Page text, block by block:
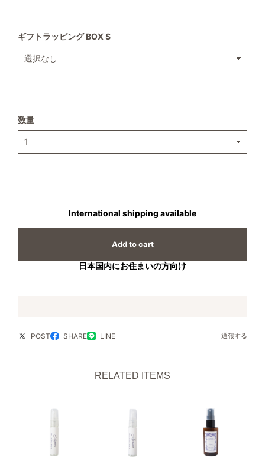
ギフトラッピング BOX S
数量
International shipping available
Add to cart
日本国内にお住まいの方向け
POST SHARE LINE 通報する
RELATED ITEMS